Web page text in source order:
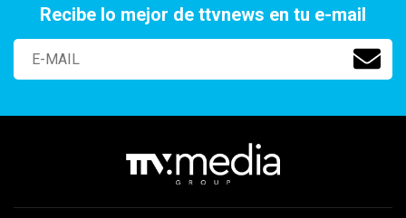
Recibe lo mejor de ttvnews en tu e-mail